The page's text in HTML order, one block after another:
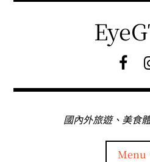
Skip
F
粉
專
頁
國內外旅遊、美食
Menu